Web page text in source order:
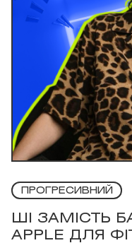
ПРОГРЕСИВНИЙ
ШІ ЗАМІСТЬ
APPLE ДЛЯ